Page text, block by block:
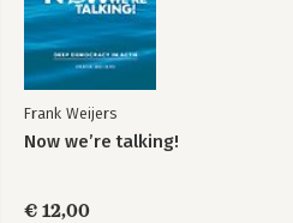
Frank Weijers
Now we’re talking!
€ 12,00